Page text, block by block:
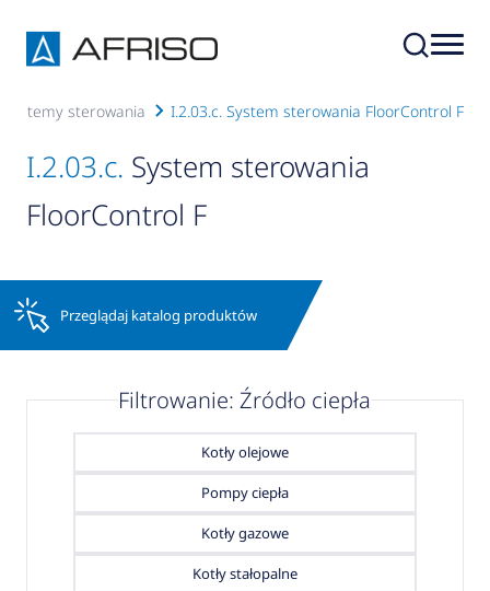
Systemy sterowania I.2.03.c. System sterowania FloorControl F
I.2.03.c. System sterowania
FloorControl F
Przeglądaj katalog produktów
Filtrowanie: Źródło ciepła
Kotły olejowe
Pompy ciepła
Kotły gazowe
Kotły stałopalne